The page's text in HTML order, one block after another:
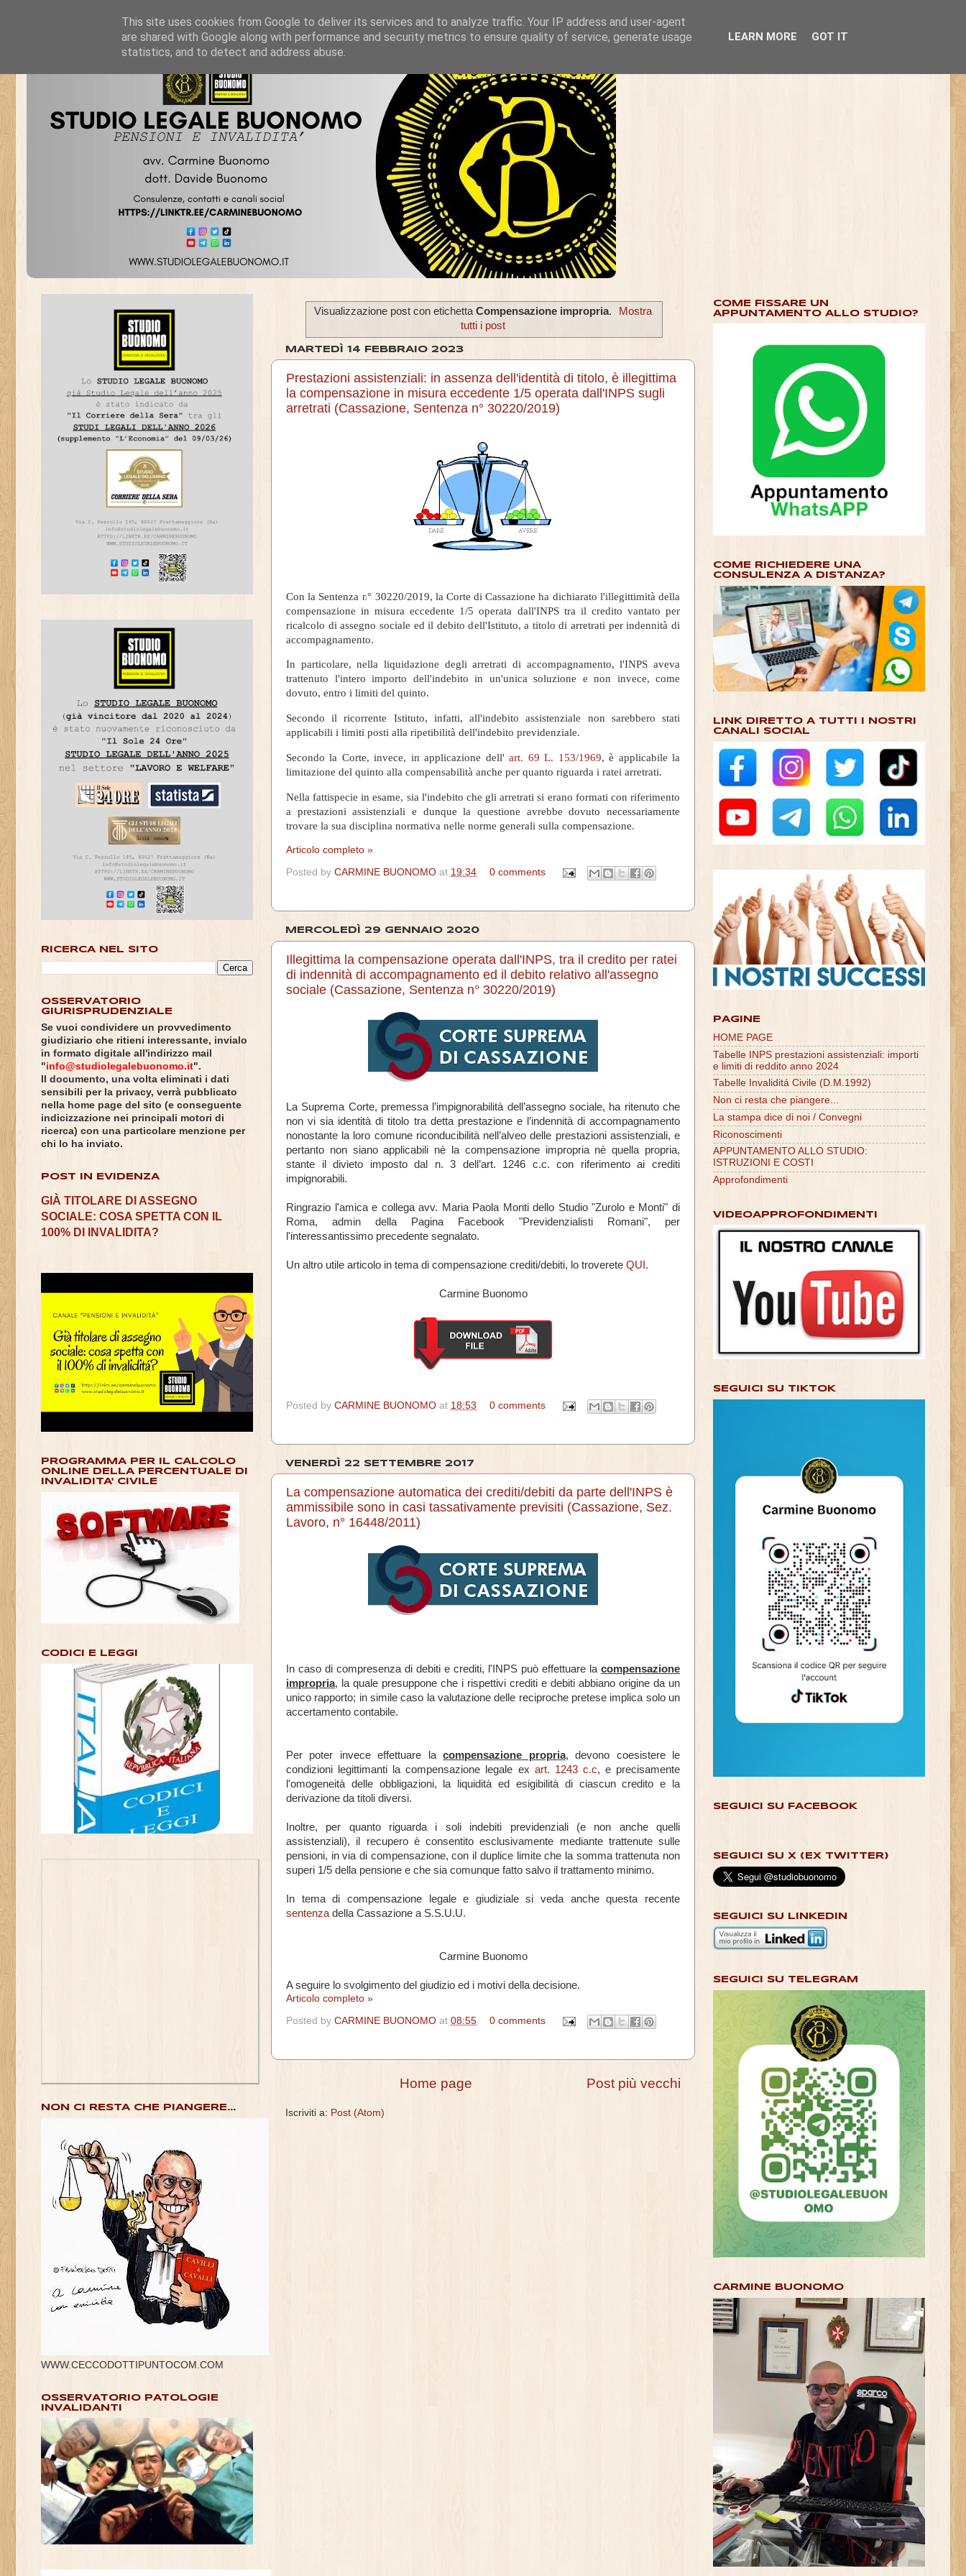
Visualizzazione post con etichettaCompensazione impropria.
Mostra
tutti i post
MARTEDÌ 14 FEBBRAIO 2023
Prestazioni assistenziali: in assenza dell'identità di titolo, è illegittima
la compensazione in misura eccedente 1/5 operata dall'INPS sugli
arretrati (Cassazione, Sentenza n° 30220/2019)
Con la Sentenza n° 30220/2019, la Corte di Cassazione ha dichiarato l'illegittimità della
compensazione in misura eccedente 1/5 operata dall'INPS tra il credito vantato per
ricalcolo di assegno sociale ed il debito dell'Istituto, a titolo di arretrati per indennità di
accompagnamento.
In particolare, nella liquidazione degli arretrati di accompagnamento, l'INPS aveva
trattenuto l'intero importo dell'indebito in un'unica soluzione e non invece, come
dovuto, entro i limiti del quinto.
Secondo il ricorrente Istituto, infatti, all'indebito assistenziale non sarebbero stati
applicabili i limiti posti alla ripetibilità dell'indebito previdenziale.
Secondo la Corte, invece, in applicazione dell'art. 69 L. 153/1969, è applicabile la
limitazione del quinto alla compensabilità anche per quanto riguarda i ratei arretrati.
Nella fattispecie in esame, sia l'indebito che gli arretrati si erano formati con riferimento
a prestazioni assistenziali e dunque la questione avrebbe dovuto necessariamente
trovare la sua disciplina normativa nelle norme generali sulla compensazione.
Articolo completo »
Posted by CARMINE BUONOMO at 19:34 0 comments
MERCOLEDÌ 29 GENNAIO 2020
Illegittima la compensazione operata dall'INPS, tra il credito per ratei
di indennità di accompagnamento ed il debito relativo all'assegno
sociale (Cassazione, Sentenza n° 30220/2019)
La Suprema Corte, premessa l’impignorabilità dell’assegno sociale, ha ritenuto che
non vi sia identità di titolo tra detta prestazione e l’indennità di accompagnamento
nonostante la loro comune riconducibilità nell’alveo delle prestazioni assistenziali, e
pertanto non siano applicabili nè la compensazione impropria nè quella propria,
stante il divieto imposto dal n. 3 dell’art. 1246 c.c. con riferimento ai crediti
impignorabili.
Ringrazio l'amica e collega avv. Maria Paola Monti dello Studio "Zurolo e Monti" di
Roma, admin della Pagina Facebook "Previdenzialisti Romani", per
l'interessantissimo precedente segnalato.
Un altro utile articolo in tema di compensazione crediti/debiti, lo troverete QUI .
Carmine Buonomo
Posted by CARMINE BUONOMO at 18:53 0 comments
VENERDÌ 22 SETTEMBRE 2017
La compensazione automatica dei crediti/debiti da parte dell'INPS è
ammissibile sono in casi tassativamente previsiti (Cassazione, Sez.
Lavoro, n° 16448/2011)
In caso di compresenza di debiti e crediti, l'INPS può effettuare la compensazione
impropria, la quale presuppone che i rispettivi crediti e debiti abbiano origine da un
unico rapporto; in simile caso la valutazione delle reciproche pretese implica solo un
accertamento contabile.
Per poter invece effettuare lacompensazione propria, devono coesistere le
condizioni legittimanti la compensazione legale ex art. 1243 c.c, e precisamente
l'omogeneità delle obbligazioni, la liquidità ed esigibilità di ciascun credito e la
derivazione da titoli diversi.
Inoltre, per quanto riguarda i soli indebiti previdenziali (e non anche quelli
assistenziali), il recupero è consentito esclusivamente mediante trattenute sulle
pensioni, in via di compensazione, con il duplice limite che la somma trattenuta non
superi 1/5 della pensione e che sia comunque fatto salvo il trattamento minimo.
In tema di compensazione legale e giudiziale si veda anche questa recente
sentenza della Cassazione a S.S.U.U.
Carmine Buonomo
A seguire lo svolgimento del giudizio ed i motivi della decisione.
Articolo completo »
Posted by CARMINE BUONOMO at 08:55 0 comments
Post più vecchi
Home page
Iscriviti a: Post (Atom)
RICERCA NEL SITO
OSSERVATORIO
GIURISPRUDENZIALE
Se vuoi condividere un provvedimento
giudiziario che ritieni interessante, invialo
in formato digitale all'indirizzo mail
"info@studiolegalebuonomo.it".
Il documento, una volta eliminati i dati
sensibili per la privacy, verrà pubblicato
nella home page del sito (e conseguente
indicizzazione nei principali motori di
ricerca) con una particolare menzione per
chi lo ha inviato.
POST IN EVIDENZA
GIÀ TITOLARE DI ASSEGNO
SOCIALE: COSA SPETTA CON IL
100% DI INVALIDITA?
PROGRAMMA PER IL CALCOLO
ONLINE DELLA PERCENTUALE DI
INVALIDITA' CIVILE
CODICI E LEGGI
NON CI RESTA CHE PIANGERE...
WWW.CECCODOTTIPUNTOCOM.COM
OSSERVATORIO PATOLOGIE
INVALIDANTI
COME FISSARE UN
APPUNTAMENTO ALLO STUDIO?
COME RICHIEDERE UNA
CONSULENZA A DISTANZA?
LINK DIRETTO A TUTTI I NOSTRI
CANALI SOCIAL
PAGINE
HOME PAGE
Tabelle INPS prestazioni assistenziali: importi
e limiti di reddito anno 2024
Tabelle Invaliditá Civile (D.M.1992)
Non ci resta che piangere...
La stampa dice di noi / Convegni
Riconoscimenti
APPUNTAMENTO ALLO STUDIO:
ISTRUZIONI E COSTI
Approfondimenti
VIDEOAPPROFONDIMENTI
SEGUICI SU TIKTOK
SEGUICI SU FACEBOOK
SEGUICI SU X (EX TWITTER)
SEGUICI SU LINKEDIN
SEGUICI SU TELEGRAM
CARMINE BUONOMO
This site uses cookies from Google to deliver its services and to analyze traffic. Your IP address and user-agent
are shared with Google along with performance and security metrics to ensure quality of service, generate usage
statistics, and to detect and address abuse.
LEARN MORE GOT IT